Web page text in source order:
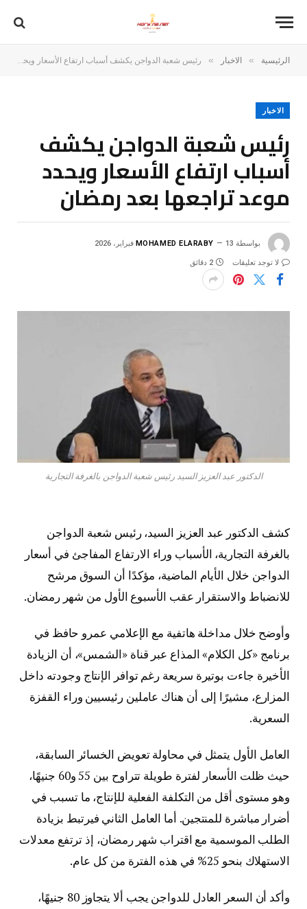
الرئيسية » الاخبار » رئيس شعبة الدواجن يكشف أسباب ارتفاع الأسعار ويحدد موعد تراجعها بعد رمضان
الاخبار
رئيس شعبة الدواجن يكشف
أسباب ارتفاع الأسعار ويحدد
موعد تراجعها بعد رمضان
بواسطة MOHAMED ELARABY 13 فبراير، 2026
لا توجد تعليقات 2 دقائق
الدكتور عبد العزيز السيد رئيس شعبة الدواجن بالغرفة التجارية
كشف الدكتور عبد العزيز السيد، رئيس شعبة الدواجن
بالغرفة التجارية، الأسباب وراء الارتفاع المفاجئ في أسعار
الدواجن خلال الأيام الماضية، مؤكدًا أن السوق مرشح
للانضباط والاستقرار عقب الأسبوع الأول من شهر رمضان.
وأوضح خلال مداخلة هاتفية مع الإعلامي عمرو حافظ في
برنامج «كل الكلام» المذاع عبر قناة «الشمس»، أن الزيادة
الأخيرة جاءت بوتيرة سريعة رغم توافر الإنتاج وجودته داخل
المزارع، مشيرًا إلى أن هناك عاملين رئيسيين وراء القفزة
السعرية.
العامل الأول يتمثل في محاولة تعويض الخسائر السابقة،
حيث ظلت الأسعار لفترة طويلة تتراوح بين 55 و60 جنيهًا،
وهو مستوى أقل من التكلفة الفعلية للإنتاج، ما تسبب في
أضرار مباشرة للمنتجين. أما العامل الثاني فيرتبط بزيادة
الطلب الموسمية مع اقتراب شهر رمضان، إذ ترتفع معدلات
الاستهلاك بنحو 25% في هذه الفترة من كل عام.
وأكد أن السعر العادل للدواجن يجب ألا يتجاوز 80 جنيهًا،